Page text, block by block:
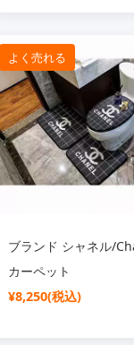
よく売れる
ブランド シャネル/
カーペット
¥8,250(税込)